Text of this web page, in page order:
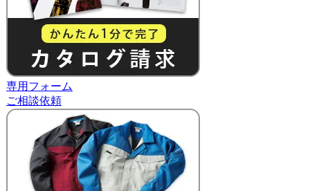
専用フォーム
ご相談依頼